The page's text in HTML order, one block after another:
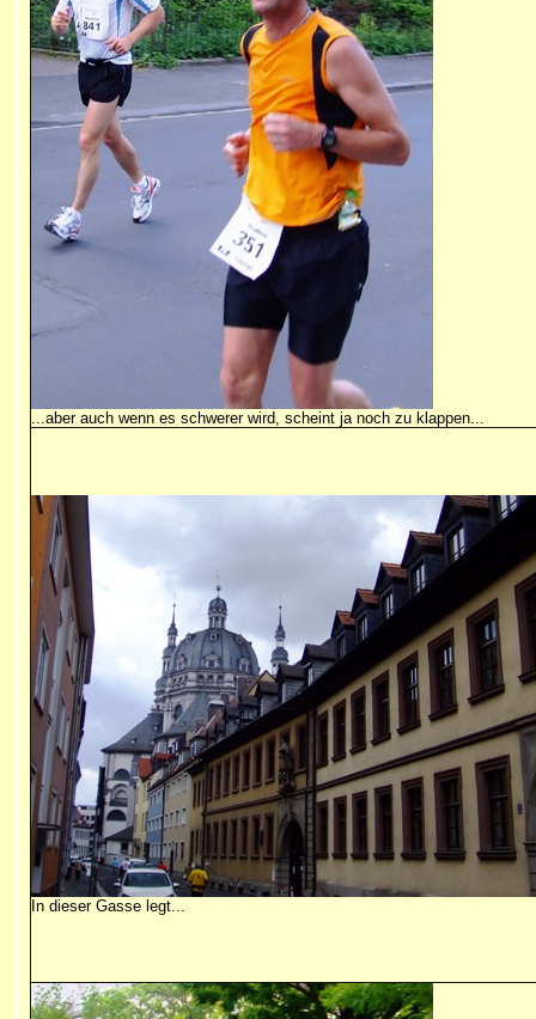
...aber auch wenn es schwerer wird, scheint ja noch zu klappen...
In dieser Gasse legt...